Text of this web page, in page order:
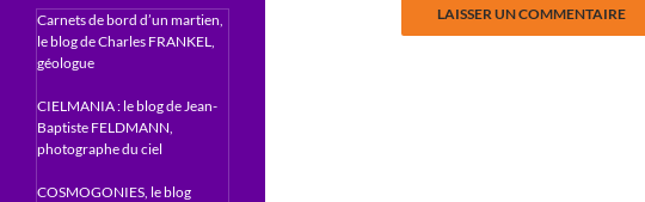
Carnets de bord d’un martien,
le blog de Charles FRANKEL,
géologue
CIELMANIA : le blog de Jean-
Baptiste FELDMANN,
photographe du ciel
COSMOGONIES, le blog